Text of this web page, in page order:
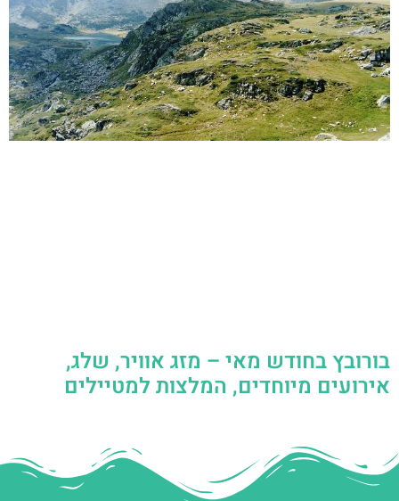
בורובץ בחודש מאי – מזג אוויר, שלג,
אירועים מיוחדים, המלצות למטיילים